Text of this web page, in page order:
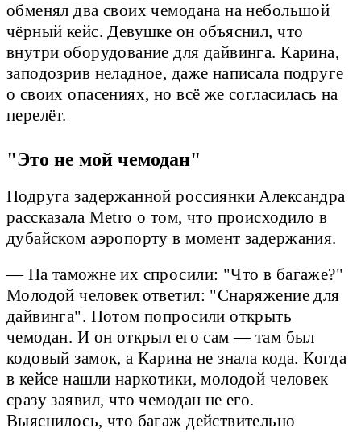
обменял два своих чемодана на небольшой
чёрный кейс. Девушке он объяснил, что
внутри оборудование для дайвинга. Карина,
заподозрив неладное, даже написала подруге
о своих опасениях, но всё же согласилась на
перелёт.
"Это не мой чемодан"
Подруга задержанной россиянки Александра
рассказала Metro о том, что происходило в
дубайском аэропорту в момент задержания.
— На таможне их спросили: "Что в багаже?"
Молодой человек ответил: "Снаряжение для
дайвинга". Потом попросили открыть
чемодан. И он открыл его сам — там был
кодовый замок, а Карина не знала кода. Когда
в кейсе нашли наркотики, молодой человек
сразу заявил, что чемодан не его.
Выяснилось, что багаж действительно